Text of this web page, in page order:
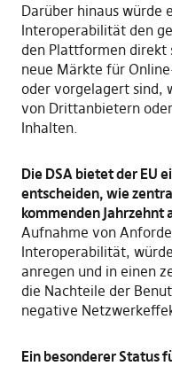
Darüber hinaus würde
Interoperabilität den
den Plattformen direkt
neue Märkte für
oder vorgelagert sind,
von Drittanbietern
Inhalten.
Die DSA bietet der EU
entscheiden, wie
kommenden Jahrzehnt
Aufnahme von
Interoperabilität,
anregen und in einen
die Nachteile der
negative
Ein besonderer Status